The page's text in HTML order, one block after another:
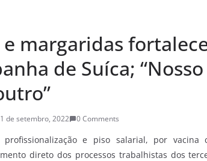
e margaridas
de Suíca;
de setembro, 2022 0 Comments
e piso salarial, por vacina
direto dos processos trabalhistas dos